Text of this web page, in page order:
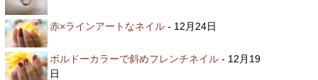
赤×ラインアートなネイル - 12月24日
ボルドーカラーで斜めフレンチネイル - 12月19
日